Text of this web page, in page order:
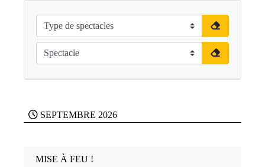
SEPTEMBRE 2026
MISE À FEU !